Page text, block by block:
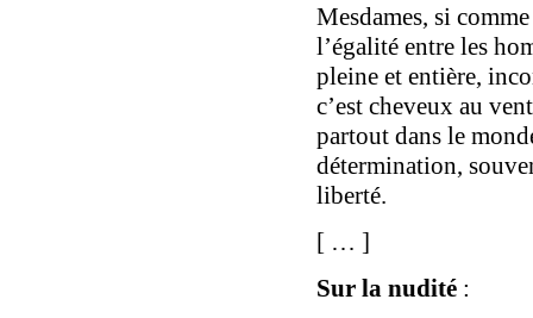
Mesdames, si
l’égalité entre les
pleine et entière,
c’est cheveux au
partout dans le
détermination,
liberté.
[ … ]
Sur la nudité :